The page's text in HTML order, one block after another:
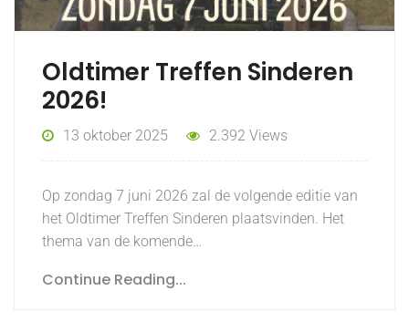
Oldtimer Treffen Sinderen
2026!
13 oktober 2025 2.392 Views
Op zondag 7 juni 2026 zal de volgende editie van
het Oldtimer Treffen Sinderen plaatsvinden. Het
thema van de komende…
Continue Reading...